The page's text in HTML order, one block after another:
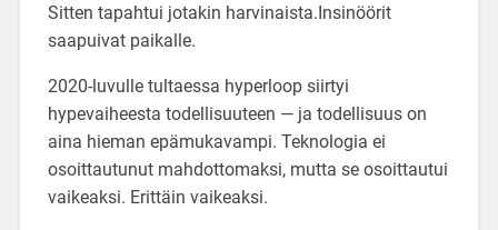
Sitten tapahtui jotakin harvinaista.Insinöörit
saapuivat paikalle.
2020-luvulle tultaessa hyperloop siirtyi
hypevaiheesta todellisuuteen — ja todellisuus on
aina hieman epämukavampi. Teknologia ei
osoittautunut mahdottomaksi, mutta se osoittautui
vaikeaksi. Erittäin vaikeaksi.